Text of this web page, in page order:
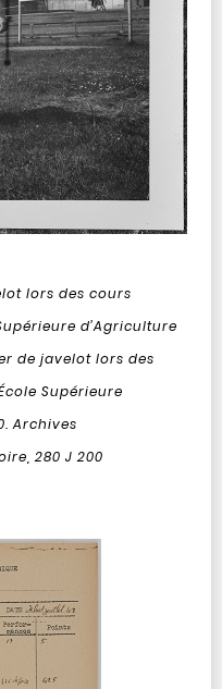
lors des cours
d’Agriculture
de javelot lors des
Supérieure
Archives
280 J 200